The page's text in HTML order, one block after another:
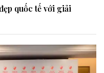
quốc tế với giải